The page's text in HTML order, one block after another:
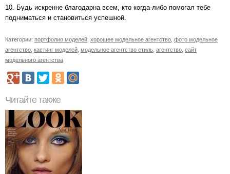
10. Будь искренне благодарна всем, кто когда-либо помогал тебе
подниматься и становиться успешной.
Категории: портфолио моделей хорошее модельное агентство фото модельное
агентство кастинг моделей модельное агентство стиль агентство сайт
модельного агентства
Читайте также